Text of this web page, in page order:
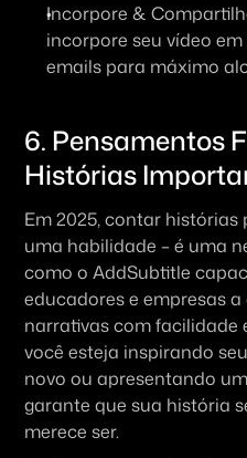
Incorpore &
incorpore seu vídeo
emails para máximo
6. Pensamentos
Histórias
Em 2025, contar
uma habilidade – é uma
como o AddSubtitle
educadores e empresas
narrativas com facilidade
você esteja inspirando
novo ou apresentando
garante que sua história
merece ser.